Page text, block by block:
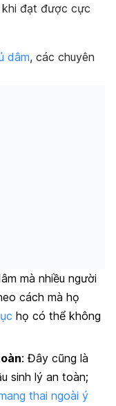
khi đạt được cực
dâm, các chuyên
mà nhiều người
cách mà họ
họ có thể không
: Đây cũng là
sinh lý an toàn;
thai ngoài ý